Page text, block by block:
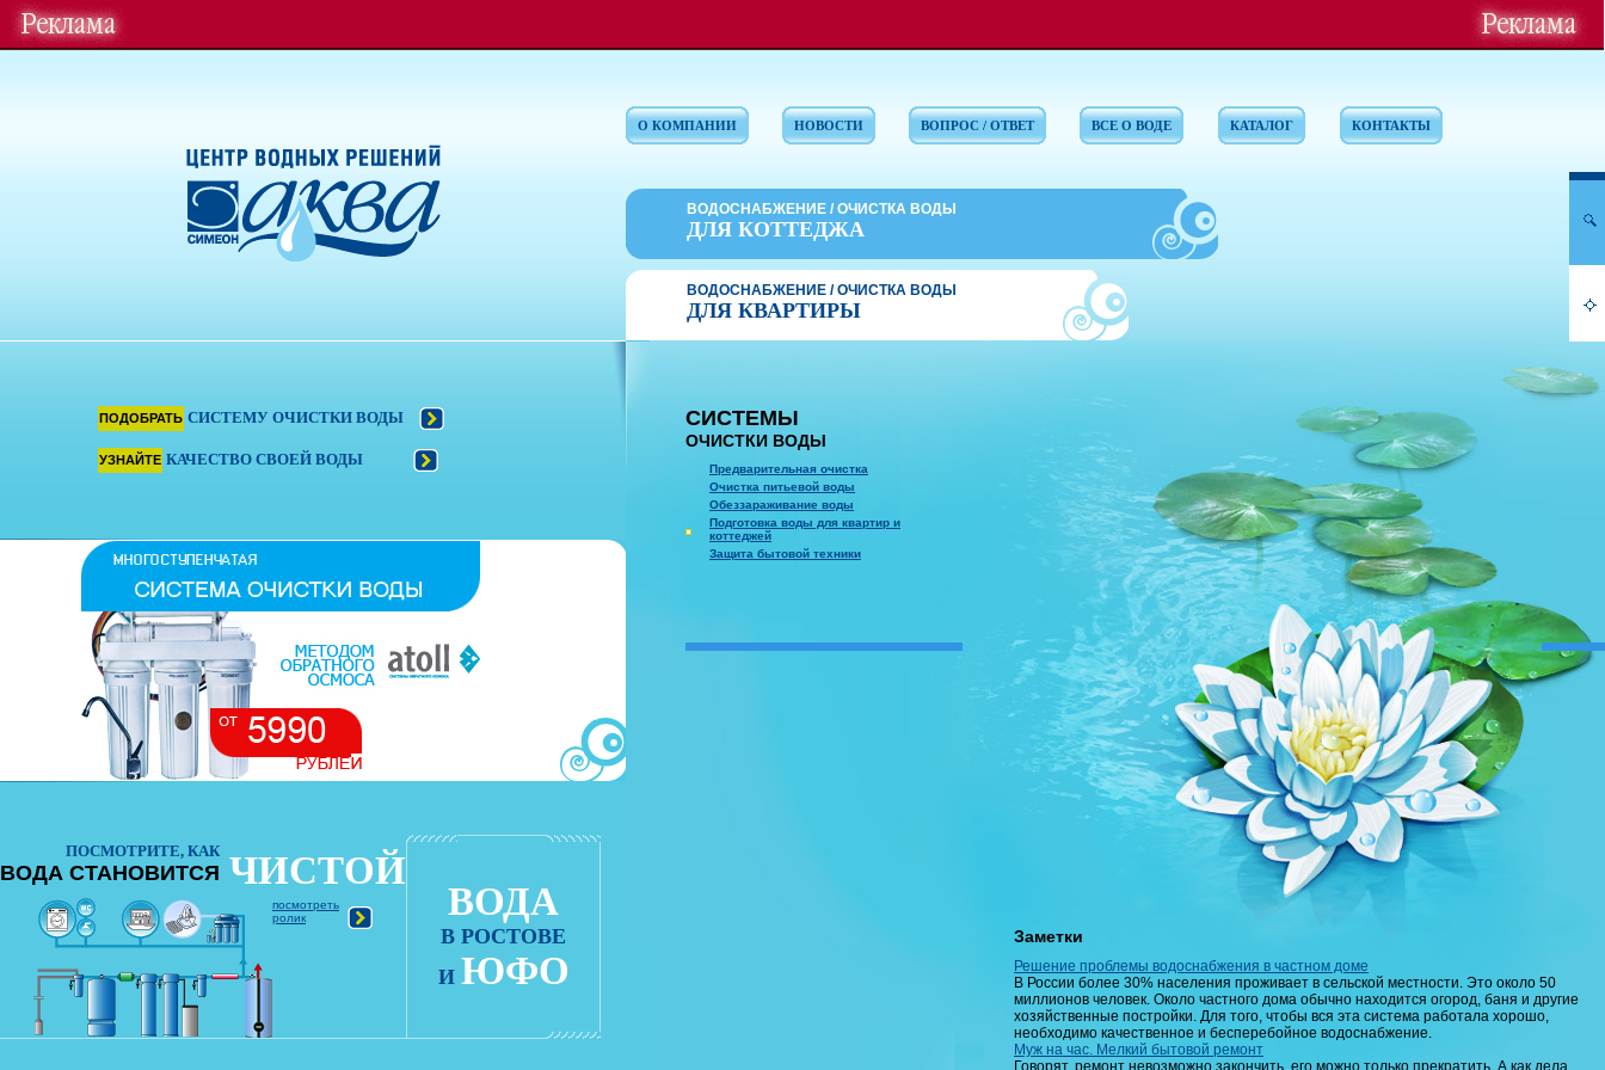
О КОМПАНИИ НОВОСТИ ВОПРОС / ОТВЕТ ВСЕ О ВОДЕ КАТАЛОГ КОНТАКТЫ
ВОДОСНАБЖЕНИЕ / ОЧИСТКА ВОДЫ
ДЛЯ КОТТЕДЖА
ВОДОСНАБЖЕНИЕ / ОЧИСТКА ВОДЫ
ДЛЯ КВАРТИРЫ
ПОДОБРАТЬ СИСТЕМУ ОЧИСТКИ ВОДЫ
УЗНАЙТЕ КАЧЕСТВО СВОЕЙ ВОДЫ
СИСТЕМЫ
ОЧИСТКИ ВОДЫ
Предварительная очистка
Очистка питьевой воды
Обеззараживание воды
Подготовка воды для квартир и
коттеджей
Защита бытовой техники
ПОСМОТРИТЕ, КАК
ВОДА СТАНОВИТСЯ ЧИСТОЙ
посмотреть
ролик
ВОДА
В РОСТОВЕ
И ЮФО
Заметки
Решение проблемы водоснабжения в частном доме
В России более 30% населения проживает в сельской местности. Это около 50
миллионов человек. Около частного дома обычно находится огород, баня и другие
хозяйственные постройки. Для того, чтобы вся эта система работала хорошо,
необходимо качественное и бесперебойное водоснабжение.
Муж на час. Мелкий бытовой ремонт
Говорят, ремонт невозможно закончить, его можно только прекратить. А как дела